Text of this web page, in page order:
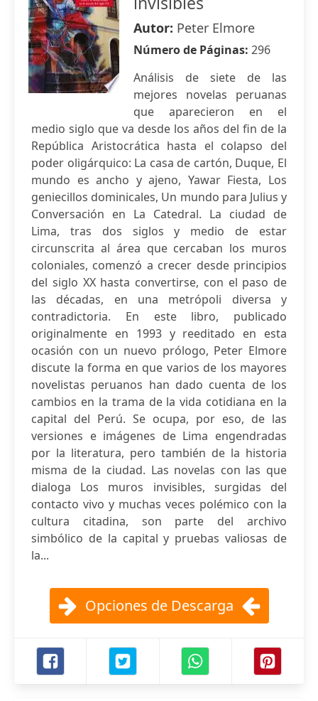
Autor: Peter Elmore
Número de Páginas: 296
Análisis de siete de las
mejores novelas peruanas
que aparecieron en el
medio siglo que va desde los años del fin de la
República Aristocrática hasta el colapso del
poder oligárquico: La casa de cartón, Duque, El
mundo es ancho y ajeno, Yawar Fiesta, Los
geniecillos dominicales, Un mundo para Julius y
Conversación en La Catedral. La ciudad de
Lima, tras dos siglos y medio de estar
circunscrita al área que cercaban los muros
coloniales, comenzó a crecer desde principios
del siglo XX hasta convertirse, con el paso de
las décadas, en una metrópoli diversa y
contradictoria. En este libro, publicado
originalmente en 1993 y reeditado en esta
ocasión con un nuevo prólogo, Peter Elmore
discute la forma en que varios de los mayores
novelistas peruanos han dado cuenta de los
cambios en la trama de la vida cotidiana en la
capital del Perú. Se ocupa, por eso, de las
versiones e imágenes de Lima engendradas
por la literatura, pero también de la historia
misma de la ciudad. Las novelas con las que
dialoga Los muros invisibles, surgidas del
contacto vivo y muchas veces polémico con la
cultura citadina, son parte del archivo
simbólico de la capital y pruebas valiosas de
la...
Opciones de Descarga